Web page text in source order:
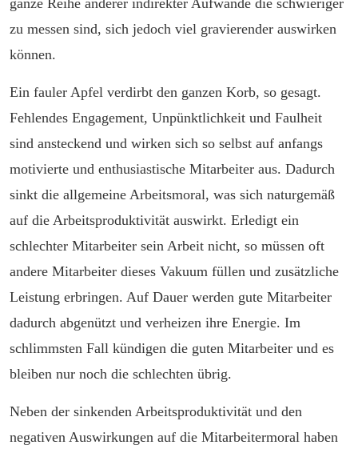
ganze Reihe anderer indirekter Aufwände die schwieriger
zu messen sind, sich jedoch viel gravierender auswirken
können.
Ein fauler Apfel verdirbt den ganzen Korb, so gesagt.
Fehlendes Engagement, Unpünktlichkeit und Faulheit
sind ansteckend und wirken sich so selbst auf anfangs
motivierte und enthusiastische Mitarbeiter aus. Dadurch
sinkt die allgemeine Arbeitsmoral, was sich naturgemäß
auf die Arbeitsproduktivität auswirkt. Erledigt ein
schlechter Mitarbeiter sein Arbeit nicht, so müssen oft
andere Mitarbeiter dieses Vakuum füllen und zusätzliche
Leistung erbringen. Auf Dauer werden gute Mitarbeiter
dadurch abgenützt und verheizen ihre Energie. Im
schlimmsten Fall kündigen die guten Mitarbeiter und es
bleiben nur noch die schlechten übrig.
Neben der sinkenden Arbeitsproduktivität und den
negativen Auswirkungen auf die Mitarbeitermoral haben